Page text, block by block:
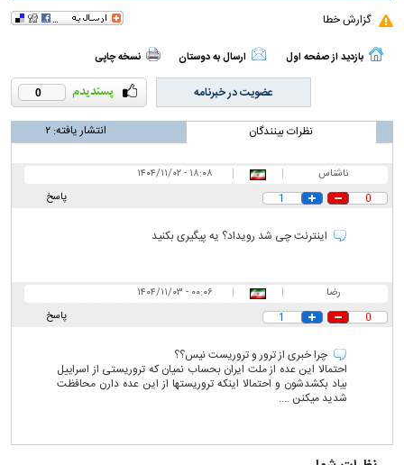
گزارش خطا
بازدید از صفحه اول ارسال به دوستان نسخه چاپی
0 عضویت در خبرنامه
نظرات بینندگان انتشار یافته:۲
ناشناس |
|
۱۸:۰۸ - ۱۴۰۴/۱۱/۰۲
پاسخ
0
1
اینترنت چی شد رویداد؟ یه پیگیری بکنید
رضا |
|
۰۰:۰۶ - ۱۴۰۴/۱۱/۰۳
پاسخ
0
1
چرا خبری از ترور و تروریست نیس؟؟
احتمالا این عده از ملت ایران بحساب نمیان که تروریستی از اسراییل
بیاد بکشدشون و احتمالا اینکه تروریستها از این عده دارن محافظت
شدید میکنن ....